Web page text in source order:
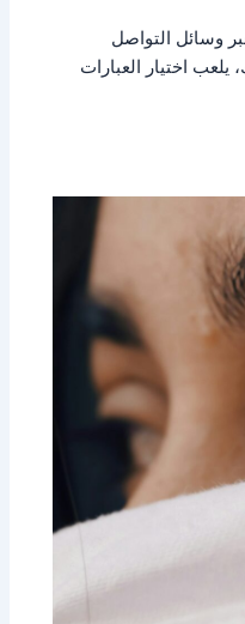
وسائل التواصل
اختيار العبارات